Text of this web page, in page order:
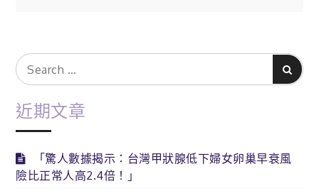
導
覽
Search
for:
Search
近期文章
「驚人數據揭示：台灣甲狀腺低下婦女卵巢早衰風
險比正常人高2.4倍！」